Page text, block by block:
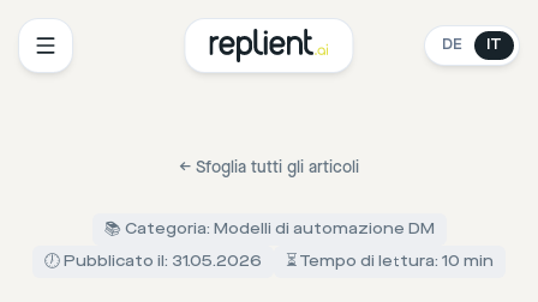
DE IT
← Sfoglia tutti gli articoli
📚 Categoria: Modelli di automazione DM
🕖 Pubblicato il: 31.05.2026
⏳ Tempo di lettura: 10 min